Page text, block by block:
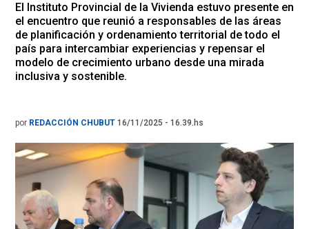
El Instituto Provincial de la Vivienda estuvo presente en
el encuentro que reunió a responsables de las áreas
de planificación y ordenamiento territorial de todo el
país para intercambiar experiencias y repensar el
modelo de crecimiento urbano desde una mirada
inclusiva y sostenible.
por REDACCIÓN CHUBUT 16/11/2025 - 16.39.hs